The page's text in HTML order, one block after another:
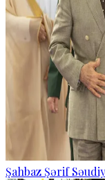
Şahbaz Şərif